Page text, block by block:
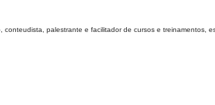
palestrante e facilitador de cursos e treinamentos,